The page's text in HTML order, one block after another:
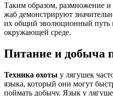
Таким образом, размножение
жаб демонстрируют
их общий эволюционный путь
окружающей среде.
Питание и добыча
Техника охоты у лягушек
языка, который они могут
поймать добычу. Язык у